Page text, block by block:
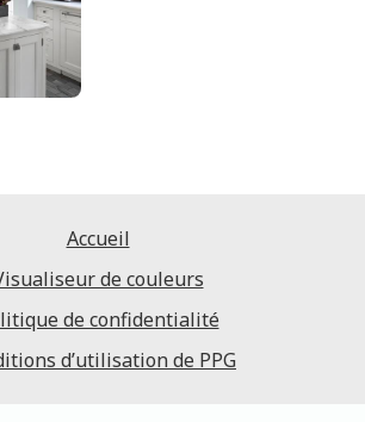
Accueil
de couleurs
de confidentialité
d’utilisation de PPG